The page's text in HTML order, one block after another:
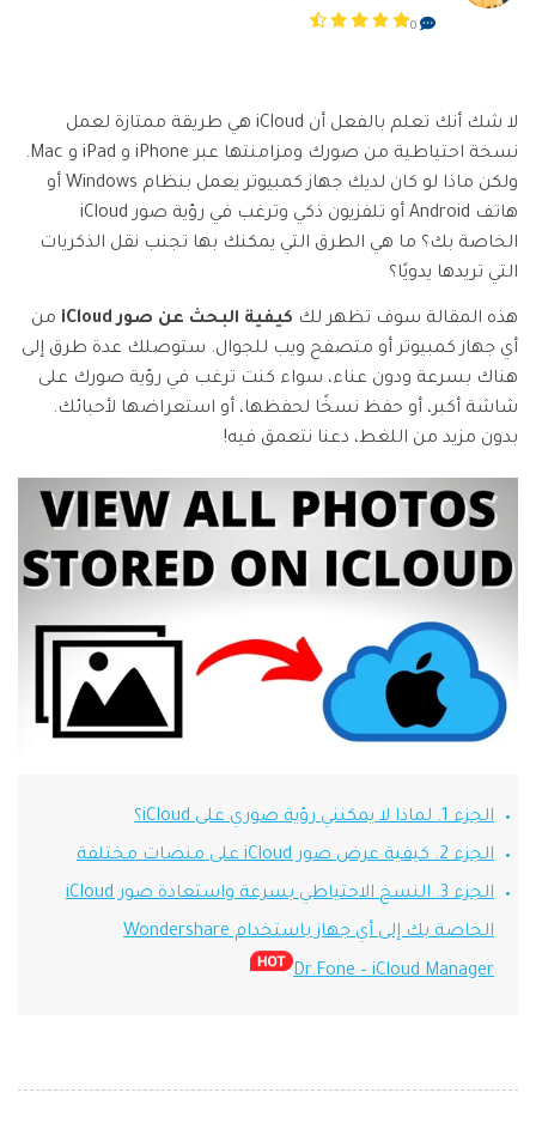
الفيديوهات
الصور
مركز الإبداع
منتجات المخططات والرسومات
قوالب الرسم التخطيطي
قوالب PDF
نقل بيانات الجوال.
مشاهدة جميع المنتجات
استكشف
منتجات إدارة البيانات
إصلاح الفيديوهات
نقل WhatsApp
تعقب الموقع
تسجيل الدخول
Screen Unlock
Data Recovery
استعادة بيانات الهاتف المحذوفة أو المفقودة
iOS
Android
WhatsApp Transfer
نقل بيانات WhatsApp ونسخها احتياطيًا واستعادتها
iOS
Android
حذف البيانات نهائيًا وحماية الخصوصية
iOS
Android
Phone Transfer
iOS & Android
عرض مجموعة الأدوات الكاملة
تعرّف على المزيد
0
لا شك أنك تعلم بالفعل أن iCloud هي طريقة ممتازة لعمل
نسخة احتياطية من صورك ومزامنتها عبر iPhone و iPad و Mac.
ولكن ماذا لو كان لديك جهاز كمبيوتر يعمل بنظام Windows أو
هاتف Android أو تلفزيون ذكي وترغب في رؤية صور iCloud
الخاصة بك؟ ما هي الطرق التي يمكنك بها تجنب نقل الذكريات
التي تريدها يدويًا؟
هذه المقالة سوف تظهر لك كيفية البحث عن صور iCloud
من
أي جهاز كمبيوتر أو متصفح ويب للجوال. ستوصلك عدة طرق إلى
هناك بسرعة ودون عناء، سواء كنت ترغب في رؤية صورك على
شاشة أكبر، أو حفظ نسخًا لحفظها، أو استعراضها لأحبائك.
بدون مزيد من اللغط، دعنا نتعمق فيه!
الجزء 1. لماذا لا يمكنني رؤية صوري على iCloud؟
الجزء 2. كيفية عرض صور iCloud على منصات مختلفة
الجزء 3. النسخ الاحتياطي بسرعة واستعادة صور iCloud
الخاصة بك إلى أي جهاز باستخدام Wondershare
Dr.Fone – iCloud Manager